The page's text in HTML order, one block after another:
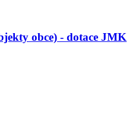
obce) - dotace JMK